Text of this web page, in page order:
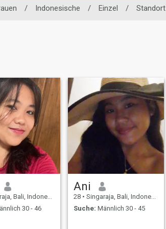
/ Indonesische / Einzel / Standort
Bali, Indonesien
30 - 46
Ani
28 • Singaraja, Bali, Indonesien
Suche: Männlich 30 - 45